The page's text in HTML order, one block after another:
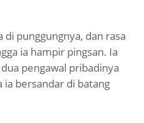
punggungnya, dan rasa
ia hampir pingsan. Ia
pengawal pribadinya
bersandar di batang